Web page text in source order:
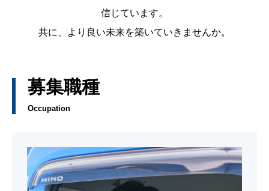
信じています。
共に、より良い未来を築いていきませんか。
募集職種
Occupation